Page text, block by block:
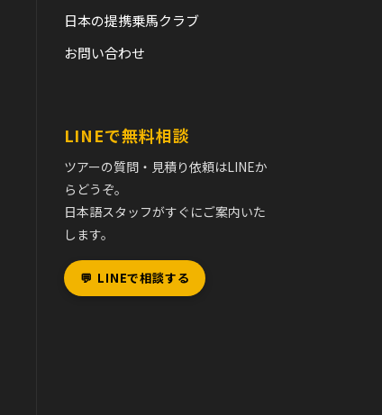
日本の提携乗馬クラブ
お問い合わせ
LINEで無料相談
ツアーの質問・見積り依頼はLINEか
らどうぞ。
日本語スタッフがすぐにご案内いた
します。
💬 LINEで相談する